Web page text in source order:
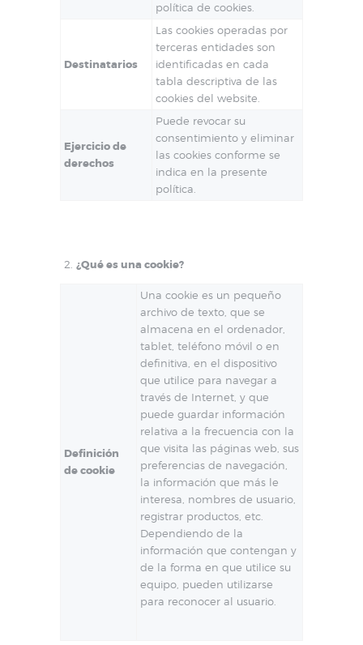
política de cookies.
Destinatarios
Las cookies operadas por
terceras entidades son
identificadas en cada
tabla descriptiva de las
cookies del website.
Ejercicio de
derechos
Puede revocar su
consentimiento y eliminar
las cookies conforme se
indica en la presente
política.
¿Qué es una cookie?
Definición
de cookie
Una cookie es un pequeño
archivo de texto, que se
almacena en el ordenador,
tablet, teléfono móvil o en
definitiva, en el dispositivo
que utilice para navegar a
través de Internet, y que
puede guardar información
relativa a la frecuencia con la
que visita las páginas web, sus
preferencias de navegación,
la información que más le
interesa, nombres de usuario,
registrar productos, etc.
Dependiendo de la
información que contengan y
de la forma en que utilice su
equipo, pueden utilizarse
para reconocer al usuario.